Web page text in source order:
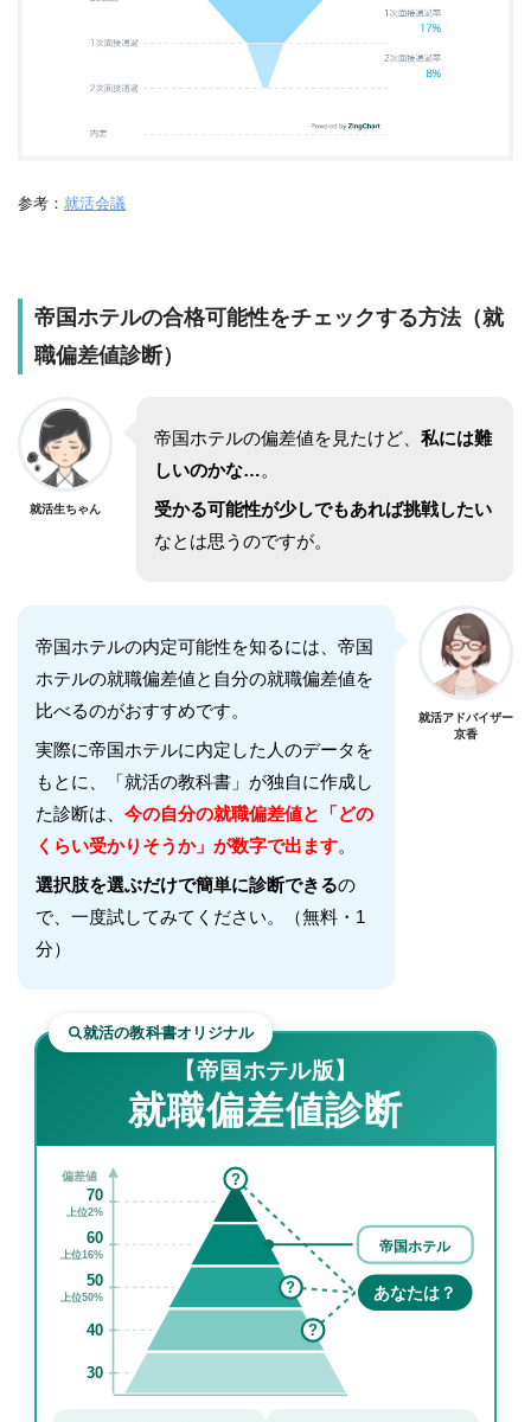
参考： 就活会議
帝国ホテルの合格可能性をチェックする方法（就
職偏差値診断）
就活生ちゃん
帝国ホテルの偏差値を見たけど、 私には難
しいのかな…。
受かる可能性が少しでもあれば挑戦したい
なとは思うのですが。
帝国ホテルの内定可能性を知るには、 帝国
ホテルの就職偏差値と自分の就職偏差値を
比べるのがおすすめです。
実際に帝国ホテルに内定した人のデータを
もとに、「就活の教科書」が独自に作成し
た診断は、 今の自分の就職偏差値と「どの
くらい受かりそうか」が数字で出ます。
選択肢を選ぶだけで簡単に診断できるの
で、一度試してみてください。（無料・1
分）
就活アドバイザー
京香
就活の教科書オリジナル
【帝国ホテル版】
就職偏差値診断
偏差値
70
上位2%
60
上位16%
50
上位50%
40
30
帝国ホテル
?
?
?
あなたは？